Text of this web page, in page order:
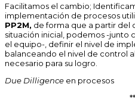
Facilitamos el cambio;
implementación de procesos
PP2M, de forma que a partir del
situación inicial, podemos -junto
el equipo-, definir el nivel de
balanceando el nivel de control
necesario para su logro.
Due Dilligence en procesos